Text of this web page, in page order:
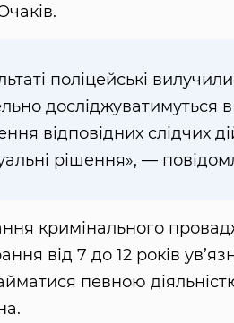
поліцейські
досліджуватимуться
відповідних слідчих
рішення», —
кримінального
від 7 до 12 років
певною